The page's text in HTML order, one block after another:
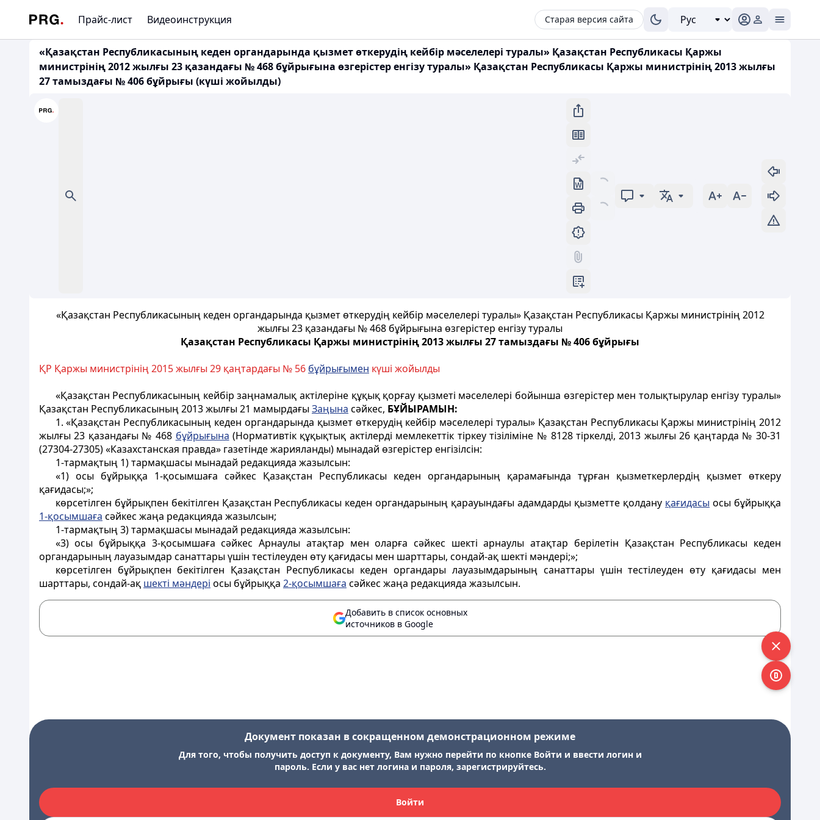
Прайс-лист Видеоинструкция Старая версия сайта
«Қазақстан Республикасының кеден органдарында қызмет өткерудің кейбір мәселелері туралы» Қазақстан Республикасы Қаржы
министрінің 2012 жылғы 23 қазандағы № 468 бұйрығына өзгерістер енгізу туралы» Қазақстан Республикасы Қаржы министрінің 2013 жылғы
27 тамыздағы № 406 бұйрығы (күші жойылды)
«Қазақстан Республикасының кеден органдарында қызмет өткерудің кейбір мәселелері туралы» Қазақстан Республикасы Қаржы министрінің 2012
жылғы 23 қазандағы № 468 бұйрығына өзгерістер енгізу туралы
Қазақстан Республикасы Қаржы министрінің 2013 жылғы 27 тамыздағы № 406 бұйрығы
ҚР Қаржы министрінің 2015 жылғы 29 қаңтардағы № 56 бұйрығымен күші жойылды
«Қазақстан Республикасының кейбір заңнамалық актілеріне құқық қорғау қызметі мәселелері бойынша өзгерістер мен толықтырулар енгізу туралы»
Қазақстан Республикасының 2013 жылғы 21 мамырдағыЗаңына сәйкес, БҰЙЫРАМЫН:
1. «Қазақстан Республикасының кеден органдарында қызмет өткерудің кейбір мәселелері туралы» Қазақстан Республикасы Қаржы министрінің 2012
жылғы 23 қазандағы № 468 бұйрығына (Нормативтік құқықтық актілерді мемлекеттік тіркеу тізіліміне № 8128 тіркелді, 2013 жылғы 26 қаңтарда № 30-31
(27304-27305) «Казахстанская правда» газетінде жарияланды) мынадай өзгерістер енгізілсін:
1-тармақтың 1) тармақшасы мынадай редакцияда жазылсын:
«1) осы бұйрыққа 1-қосымшаға сәйкес Қазақстан Республикасы кеден органдарының қарамағында тұрған қызметкерлердің қызмет өткеру
қағидасы;»;
көрсетілген бұйрықпен бекітілген Қазақстан Республикасы кеден органдарының қарауындағы адамдарды қызметте қолдану қағидасы осы бұйрыққа
1-қосымшаға сәйкес жаңа редакцияда жазылсын;
1-тармақтың 3) тармақшасы мынадай редакцияда жазылсын:
«3) осы бұйрыққа 3-қосымшаға сәйкес Арнаулы атақтар мен оларға сәйкес шекті арнаулы атақтар берілетін Қазақстан Республикасы кеден
органдарының лауазымдар санаттары үшін тестілеуден өту қағидасы мен шарттары, сондай-ақ шекті мәндері;»;
көрсетілген бұйрықпен бекітілген Қазақстан Республикасы кеден органдары лауазымдарының санаттары үшін тестілеуден өту қағидасы мен
шарттары, сондай-ақ шекті мәндері осы бұйрыққа 2-қосымшаға сәйкес жаңа редакцияда жазылсын.
Добавить в список основных
источников в Google
Документ показан в сокращенном демонстрационном режиме
Для того, чтобы получить доступ к документу, Вам нужно перейти по кнопке Войти и ввести логин и
пароль. Если у вас нет логина и пароля, зарегистрируйтесь.
Войти